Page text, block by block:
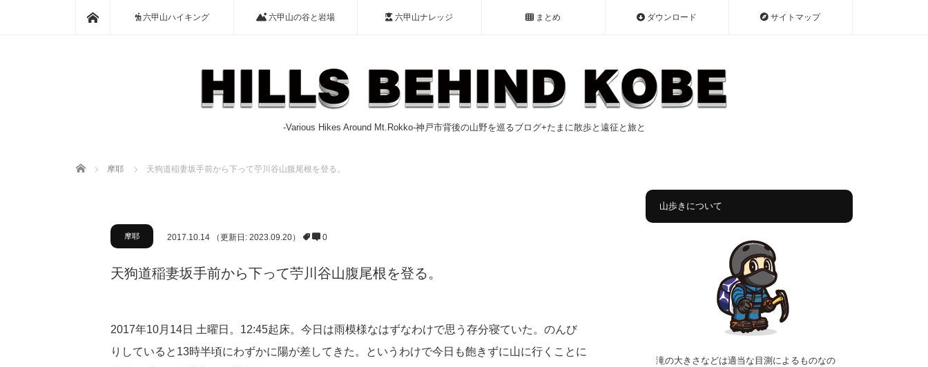
ホーム六甲山ハイキング 六甲山の谷と岩場 六甲山ナレッジ まとめ ダウンロード サイトマップ
-Various Hikes Around Mt.Rokko-神戸市背後の山野を巡るブログ+たまに散歩と遠征と旅と
ホーム 摩耶 天狗道稲妻坂手前から下って苧川谷山腹尾根を登る。
摩耶 2017.10.14（更新日: 2023.09.20） 0
天狗道稲妻坂手前から下って苧川谷山腹尾根を登る。
2017年10月14日 土曜日。12:45起床。今日は雨模様なはずなわけで思う存分寝ていた。のんび
りしていると13時半頃にわずかに陽が差してきた。というわけで今日も飽きずに山に行くことに
山歩きについて
滝の大きさなどは適当な目測によるものなの